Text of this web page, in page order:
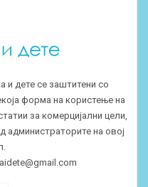
и дете се заштитени со
форма на користење на
за комерцијални цели,
администраторите на овој